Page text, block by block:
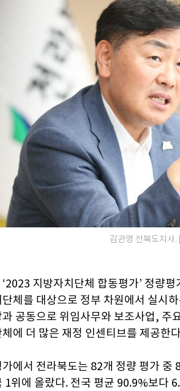
김관영 전북도지사.
지방자치단체 합동평가’ 정량
체를 대상으로 정부 차원에서 실시
공동으로 위임사무와 보조사업, 주
에 더 많은 재정 인센티브를 제공한
에서 전라북도는 82개 정량 평가 중
1위에 올랐다. 전국 평균 90.9%보다